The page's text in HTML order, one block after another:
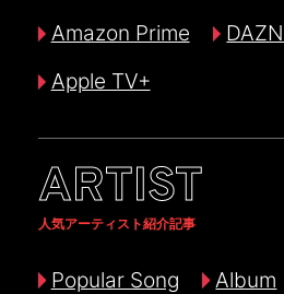
Amazon Prime
DAZN
Apple TV+
ARTIST
人気アーティスト紹介記事
Popular Song Album